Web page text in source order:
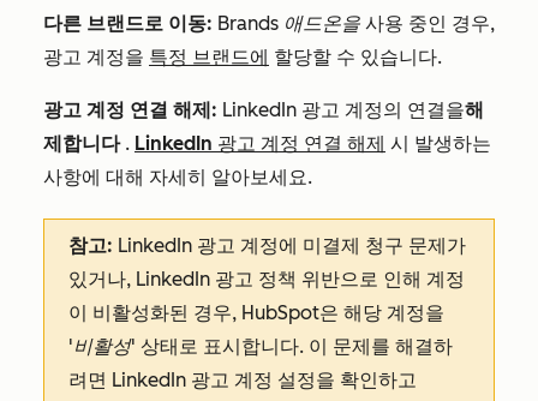
다른 브랜드로 이동: Brands 애드온을 사용 중인 경우,
광고 계정을 특정 브랜드에 할당할 수 있습니다.
광고 계정 연결 해제: LinkedIn 광고 계정의 연결을해
제합니다 . LinkedIn 광고 계정 연결 해제 시 발생하는
사항에 대해 자세히 알아보세요.
참고: LinkedIn 광고 계정에 미결제 청구 문제가
있거나, LinkedIn 광고 정책 위반으로 인해 계정
이 비활성화된 경우, HubSpot은 해당 계정을
'비활성' 상태로 표시합니다. 이 문제를 해결하
려면 LinkedIn 광고 계정 설정을 확인하고